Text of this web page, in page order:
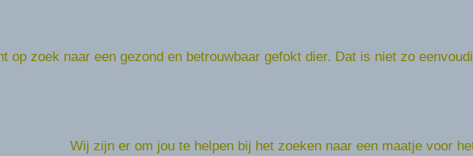
op zoek naar een gezond en betrouwbaar gefokt dier. Dat is niet zo
Wij zijn er om jou te helpen bij het zoeken naar een maatje voor